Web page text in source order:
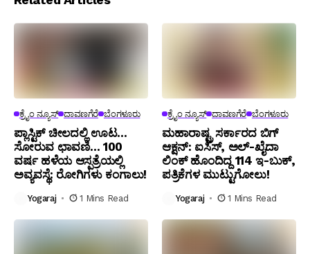
ಕ್ರೈಂ ನ್ಯೂಸ್ ದಾವಣಗೆರೆ ಬೆಂಗಳೂರು
ಪ್ಲಾಸ್ಟಿಕ್ ಚೀಲದಲ್ಲಿ ಊಟ…
ಸೋರುವ ಛಾವಣಿ… 100
ವರ್ಷ ಹಳೆಯ ಆಸ್ಪತ್ರೆಯಲ್ಲಿ
ಅವ್ಯವಸ್ಥೆ: ರೋಗಿಗಳು ಕಂಗಾಲು!
Yogaraj 1 Mins Read
ಕ್ರೈಂ ನ್ಯೂಸ್ ದಾವಣಗೆರೆ ಬೆಂಗಳೂರು
ಮಹಾರಾಷ್ಟ್ರ ಸರ್ಕಾರದ ಬಿಗ್
ಆಕ್ಷನ್: ಐಸಿಸ್, ಅಲ್-ಖೈದಾ
ಲಿಂಕ್ ಹೊಂದಿದ್ದ 114 ಇ-ಬುಕ್,
ಪತ್ರಿಕೆಗಳ ಮುಟ್ಟುಗೋಲು!
Yogaraj 1 Mins Read